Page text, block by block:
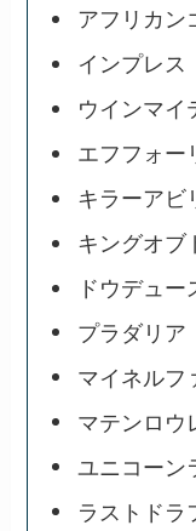
アフリカ
インプ
ウインマ
エフフォ
キラーア
キングオ
ドウデ
プラダ
マイネル
マテンロ
ユニコー
ラストド